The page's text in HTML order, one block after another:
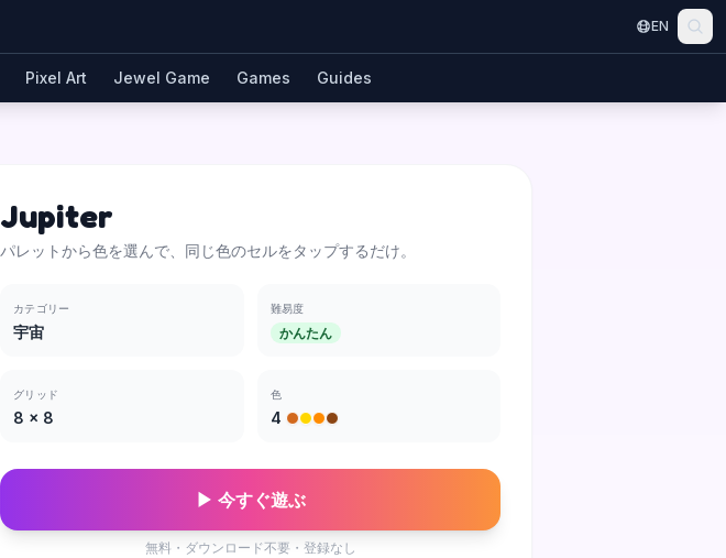
EN
Pixel Art Jewel Game Games Guides
Jupiter
パレットから色を選んで、同じ色のセルをタップするだけ。
カテゴリー
宇宙
難易度
かんたん
グリッド
8 × 8
色
4
▶ 今すぐ遊ぶ
無料・ダウンロード不要・登録なし